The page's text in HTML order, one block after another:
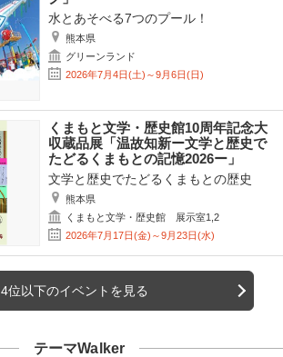
水とあそべる7つのプール！
熊本県
グリーンランド
2026年7月4日(土)～9月6日(日)
くまもと文学・歴史館10周年記念大
収蔵品展「温故知新ー文学と歴史で
たどるくまもとの記憶2026ー」
文学と歴史でたどるくまもとの歴史
熊本県
くまもと文学・歴史館 展示室1,2
2026年7月17日(金)～9月23日(水)
4位以下のイベントを見る
テーマWalker